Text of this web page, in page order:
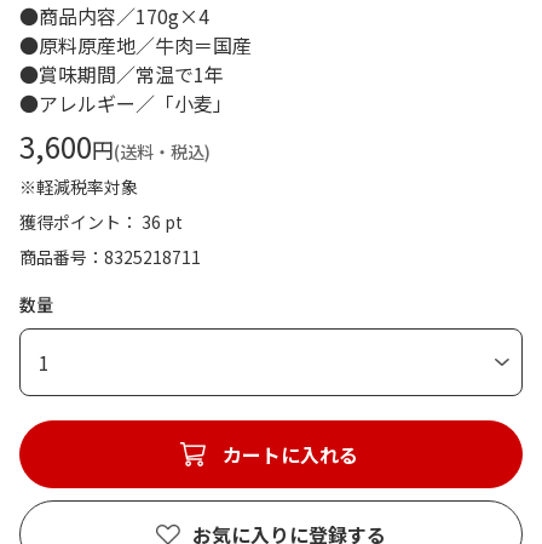
●商品内容／170g×4
●原料原産地／牛肉＝国産
●賞味期間／常温で1年
●アレルギー／「小麦」
3,600円(送料・税込)
※軽減税率対象
獲得ポイント： 36 pt
商品番号
8325218711
数量
1
カートに入れる
お気に入りに登録する